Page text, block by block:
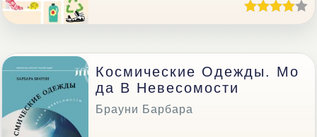
Космические Одежды. Мо
Да В Невесомости
Брауни Барбара